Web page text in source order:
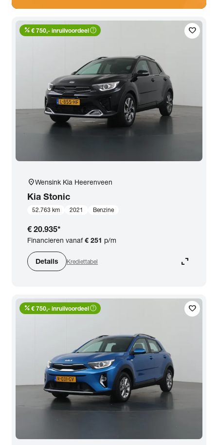
favorite
percent € 750,- inruilvoordeelhelp_outline
location_onWensink Kia Heerenveen
Kia Stonic
52.763 km 2021 Benzine
€ 20.935*
Financieren vanaf€ 251 p/m
Details Krediettabel expand_content
favorite
percent € 750,- inruilvoordeelhelp_outline